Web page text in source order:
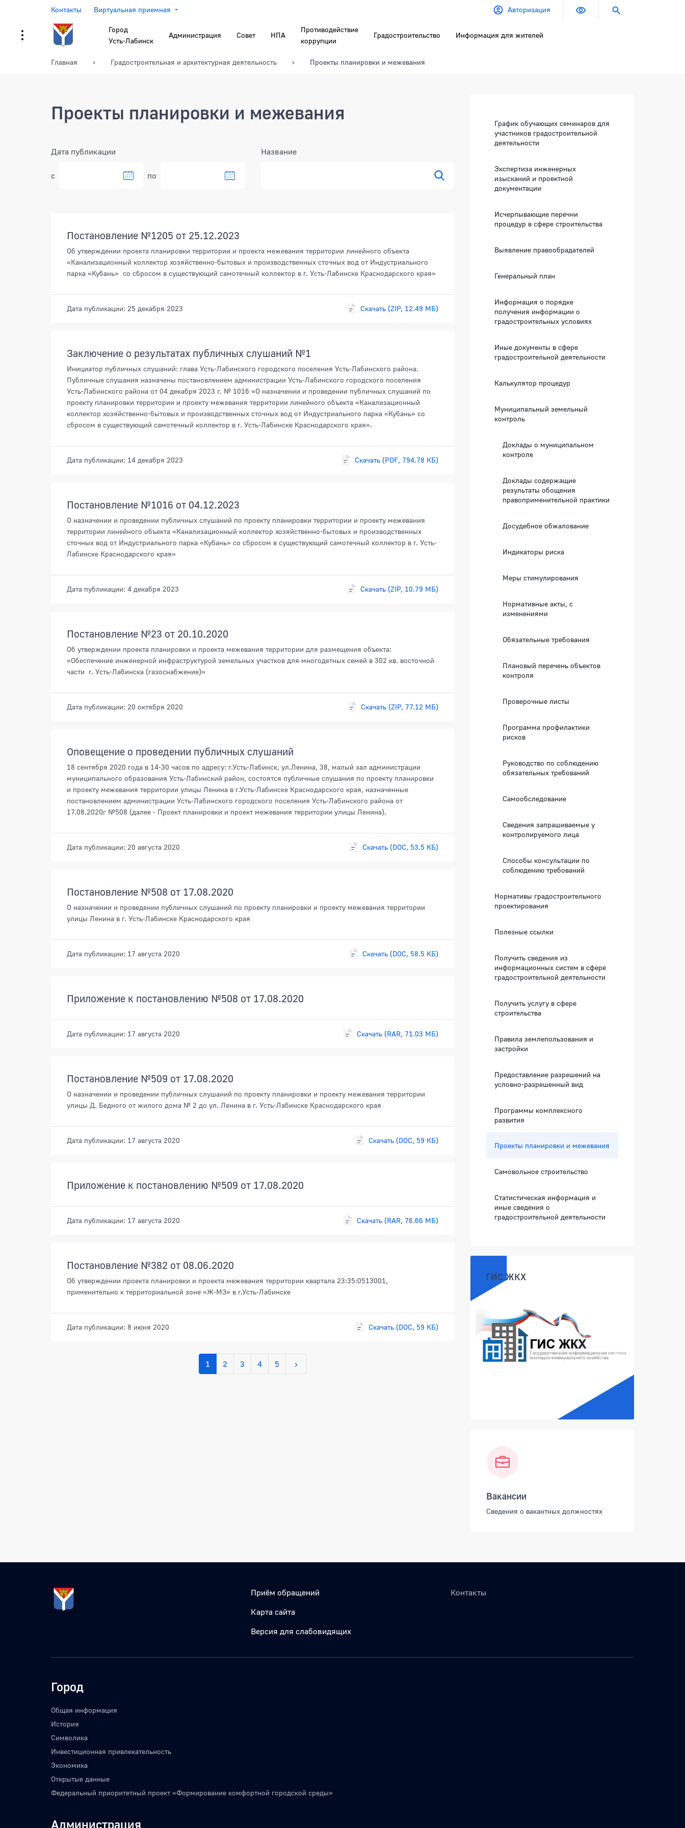
Контакты Виртуальная приемная Авторизация
Город
Усть-Лабинск
Администрация Совет НПА
Противодействие
коррупции
Градостроительство Информация для жителей
Главная Градостроительная и архитектурная деятельность Проекты планировки и межевания
Проекты планировки и межевания
Фильтр
Дата публикации
с по
Название
Постановление №1205 от 25.12.2023
Об утверждении проекта планировки территории и проекта межевания территории линейного объекта
«Канализационный коллектор хозяйственно-бытовых и производственных сточных вод от Индустриального
парка «Кубань» со сбросом в существующий самотечный коллектор в г. Усть-Лабинске Краснодарского края»
Дата публикации: 25 декабря 2023 Скачать (ZIP, 12.49 МБ)
Заключение о результатах публичных слушаний №1
Инициатор публичных слушаний: глава Усть-Лабинского городского поселения Усть-Лабинского района.
Публичные слушания назначены постановлением администрации Усть-Лабинского городского поселения
Усть-Лабинского района от 04 декабря 2023 г. № 1016 «О назначении и проведении публичных слушаний по
проекту планировки территории и проекту межевания территории линейного объекта «Канализационный
коллектор хозяйственно-бытовых и производственных сточных вод от Индустриального парка «Кубань» со
сбросом в существующий самотечный коллектор в г. Усть-Лабинске Краснодарского края».
Дата публикации: 14 декабря 2023 Скачать (PDF, 794.78 КБ)
Постановление №1016 от 04.12.2023
О назначении и проведении публичных слушаний по проекту планировки территории и проекту межевания
территории линейного объекта «Канализационный коллектор хозяйственно-бытовых и производственных
сточных вод от Индустриального парка «Кубань» со сбросом в существующий самотечный коллектор в г. Усть-
Лабинске Краснодарского края»
Дата публикации: 4 декабря 2023 Скачать (ZIP, 10.79 МБ)
Постановление №23 от 20.10.2020
Об утверждении проекта планировки и проекта межевания территории для размещения объекта:
«Обеспечение инженерной инфраструктурой земельных участков для многодетных семей в 302 кв. восточной
части г. Усть-Лабинска (газоснабжение)»
Дата публикации: 20 октября 2020 Скачать (ZIP, 77.12 МБ)
Оповещение о проведении публичных слушаний
18 сентября 2020 года в 14-30 часов по адресу: г.Усть-Лабинск, ул.Ленина, 38, малый зал администрации
муниципального образования Усть-Лабинский район, состоятся публичные слушания по проекту планировки
и проекту межевания территории улицы Ленина в г.Усть-Лабинске Краснодарского края, назначенные
постановлением администрации Усть-Лабинского городского поселения Усть-Лабинского района от
17.08.2020г №508 (далее - Проект планировки и проект межевания территории улицы Ленина).
Дата публикации: 20 августа 2020 Скачать (DOC, 53.5 КБ)
Постановление №508 от 17.08.2020
О назначении и проведении публичных слушаний по проекту планировки и проекту межевания территории
улицы Ленина в г. Усть-Лабинске Краснодарского края
Дата публикации: 17 августа 2020 Скачать (DOC, 58.5 КБ)
Приложение к постановлению №508 от 17.08.2020
Дата публикации: 17 августа 2020 Скачать (RAR, 71.03 МБ)
Постановление №509 от 17.08.2020
О назначении и проведении публичных слушаний по проекту планировки и проекту межевания территории
улицы Д. Бедного от жилого дома № 2 до ул. Ленина в г. Усть-Лабинске Краснодарского края
Дата публикации: 17 августа 2020 Скачать (DOC, 59 КБ)
Приложение к постановлению №509 от 17.08.2020
Дата публикации: 17 августа 2020 Скачать (RAR, 76.66 МБ)
Постановление №382 от 08.06.2020
Об утверждении проекта планировки и проекта межевания территории квартала 23:35:0513001,
применительно к территориальной зоне «Ж-МЗ» в г.Усть-Лабинске
Дата публикации: 8 июня 2020 Скачать (DOC, 59 КБ)
1 2 3 4 5
График обучающих семинаров для
участников градостроительной
деятельности
Экспертиза инженерных
изысканий и проектной
документации
Исчерпывающие перечни
процедур в сфере строительства
Выявление правообрадателей
Генеральный план
Информация о порядке
получения информации о
градостроительных условиях
Иные документы в сфере
градостроительной деятельности
Калькулятор процедур
Муниципальный земельный
контроль
Доклады о муниципальном
контроле
Доклады содержащие
результаты обощения
правоприменительной практики
Досудебное обжалование
Индикаторы риска
Меры стимулирования
Нормативные акты, с
изменениями
Обязательные требования
Плановый перечень объектов
контроля
Проверочные листы
Программа профилактики
рисков
Руководство по соблюдению
обязательных требований
Самообследование
Сведения запрашиваемые у
контролируемого лица
Способы консультации по
соблюдению требований
Нормативы градостроительного
проектирования
Полезные ссылки
Получить сведения из
информационных систем в сфере
градостроительной деятельности
Получить услугу в сфере
строительства
Правила землепользования и
застройки
Предоставление разрешений на
условно-разрешенный вид
Программы комплексного
развития
Проекты планировки и межевания
Самовольное строительство
Статистическая информация и
иные сведения о
градостроительной деятельности
ГИС ЖКХ
Вакансии
Сведения о вакантных должностях
Приём обращений
Карта сайта
Версия для слабовидящих
Контакты
Город
Общая информация
История
Символика
Инвестиционная привлекательность
Экономика
Открытые данные
Федеральный приоритетный проект «Формирование комфортной городской среды»
Администрация